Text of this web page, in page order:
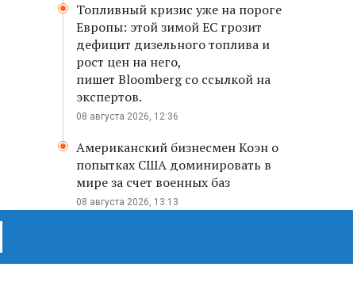
Топливный кризис уже на пороге
Европы: этой зимой ЕС грозит
дефицит дизельного топлива и
рост цен на него,
пишет Bloomberg со ссылкой на
экспертов.
08 августа 2026, 12:36
Американский бизнесмен Коэн о
попытках США доминировать в
мире за счет военных баз
08 августа 2026, 13:13